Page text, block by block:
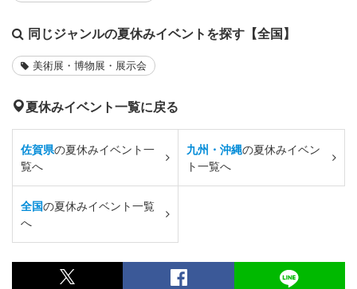
同じジャンルの夏休みイベントを探す【全国】
美術展・博物展・展示会
夏休みイベント一覧に戻る
佐賀県の夏休みイベント一
覧へ
九州・沖縄の夏休みイベン
ト一覧へ
全国の夏休みイベント一覧
へ